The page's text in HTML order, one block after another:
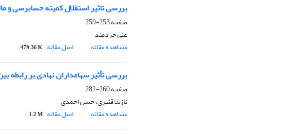
بررسی تاثیر استقلال کمیته حسابرسی و
صفحه253-259
علی خردمند
مشاهده مقاله
اصل مقاله 479.36 K
بررسی تأثیر سهامداران نهادی بر
صفحه260-282
نازیلا قنبری، حسن احمدی
مشاهده مقاله
اصل مقاله 1.2 M